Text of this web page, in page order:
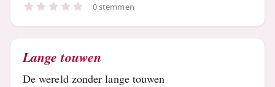
0 stemmen
Lange touwen
De wereld zonder lange touwen